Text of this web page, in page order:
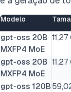
Modelo
gpt-oss 20B
MXFP4 MoE
11,27
gpt-oss 20B
MXFP4 MoE
11,27
gpt-oss 120B